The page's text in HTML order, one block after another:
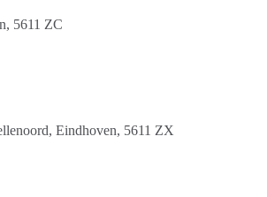
5611 ZC
Eindhoven, 5611 ZX